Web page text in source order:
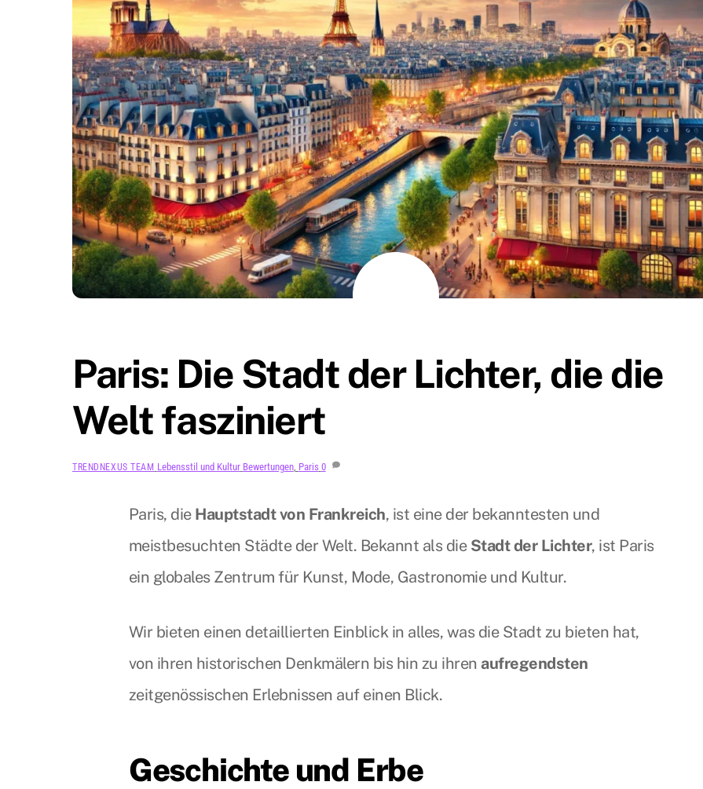
Paris: Die Stadt der Lichter, die die
Welt fasziniert
TRENDNEXUS TEAM Lebensstil und Kultur Bewertungen, Paris 0
Paris, die Hauptstadt von Frankreich, ist eine der bekanntesten und
meistbesuchten Städte der Welt. Bekannt als die Stadt der Lichter, ist Paris
ein globales Zentrum für Kunst, Mode, Gastronomie und Kultur.
Wir bieten einen detaillierten Einblick in alles, was die Stadt zu bieten hat,
von ihren historischen Denkmälern bis hin zu ihren aufregendsten
zeitgenössischen Erlebnissen auf einen Blick.
Geschichte und Erbe